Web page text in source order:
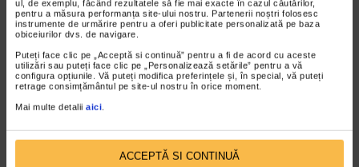
ul, de exemplu, făcând rezultatele să fie mai exacte în cazul căutărilor,
pentru a măsura performanța site-ului nostru. Partenerii noștri folosesc
instrumente de urmărire pentru a oferi publicitate personalizată pe baza
obiceiurilor dvs. de navigare.
Puteți face clic pe „Acceptă si continuă” pentru a fi de acord cu aceste
utilizări sau puteți face clic pe „Personalizează setările” pentru a vă
configura opțiunile. Vă puteți modifica preferințele și, în special, vă puteți
retrage consimțământul pe site-ul nostru în orice moment.
Mai multe detalii aici.
ACCEPTĂ SI CONTINUĂ
CLIPA DE ARTA
Nicolae Tonitza – Pictor al copiilor
144 vizualizari
VIDEO